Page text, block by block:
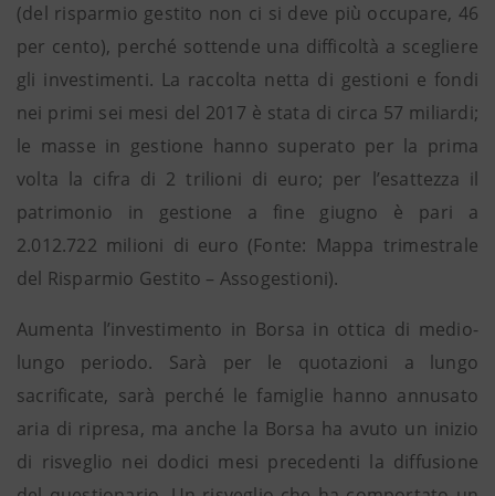
(del risparmio gestito non ci si deve più occupare, 46
per cento), perché sottende una difficoltà a scegliere
gli investimenti. La raccolta netta di gestioni e fondi
nei primi sei mesi del 2017 è stata di circa 57 miliardi;
le masse in gestione hanno superato per la prima
volta la cifra di 2 trilioni di euro; per l’esattezza il
patrimonio in gestione a fine giugno è pari a
2.012.722 milioni di euro (Fonte: Mappa trimestrale
del Risparmio Gestito – Assogestioni).
Aumenta l’investimento in Borsa in ottica di medio-
lungo periodo. Sarà per le quotazioni a lungo
sacrificate, sarà perché le famiglie hanno annusato
aria di ripresa, ma anche la Borsa ha avuto un inizio
di risveglio nei dodici mesi precedenti la diffusione